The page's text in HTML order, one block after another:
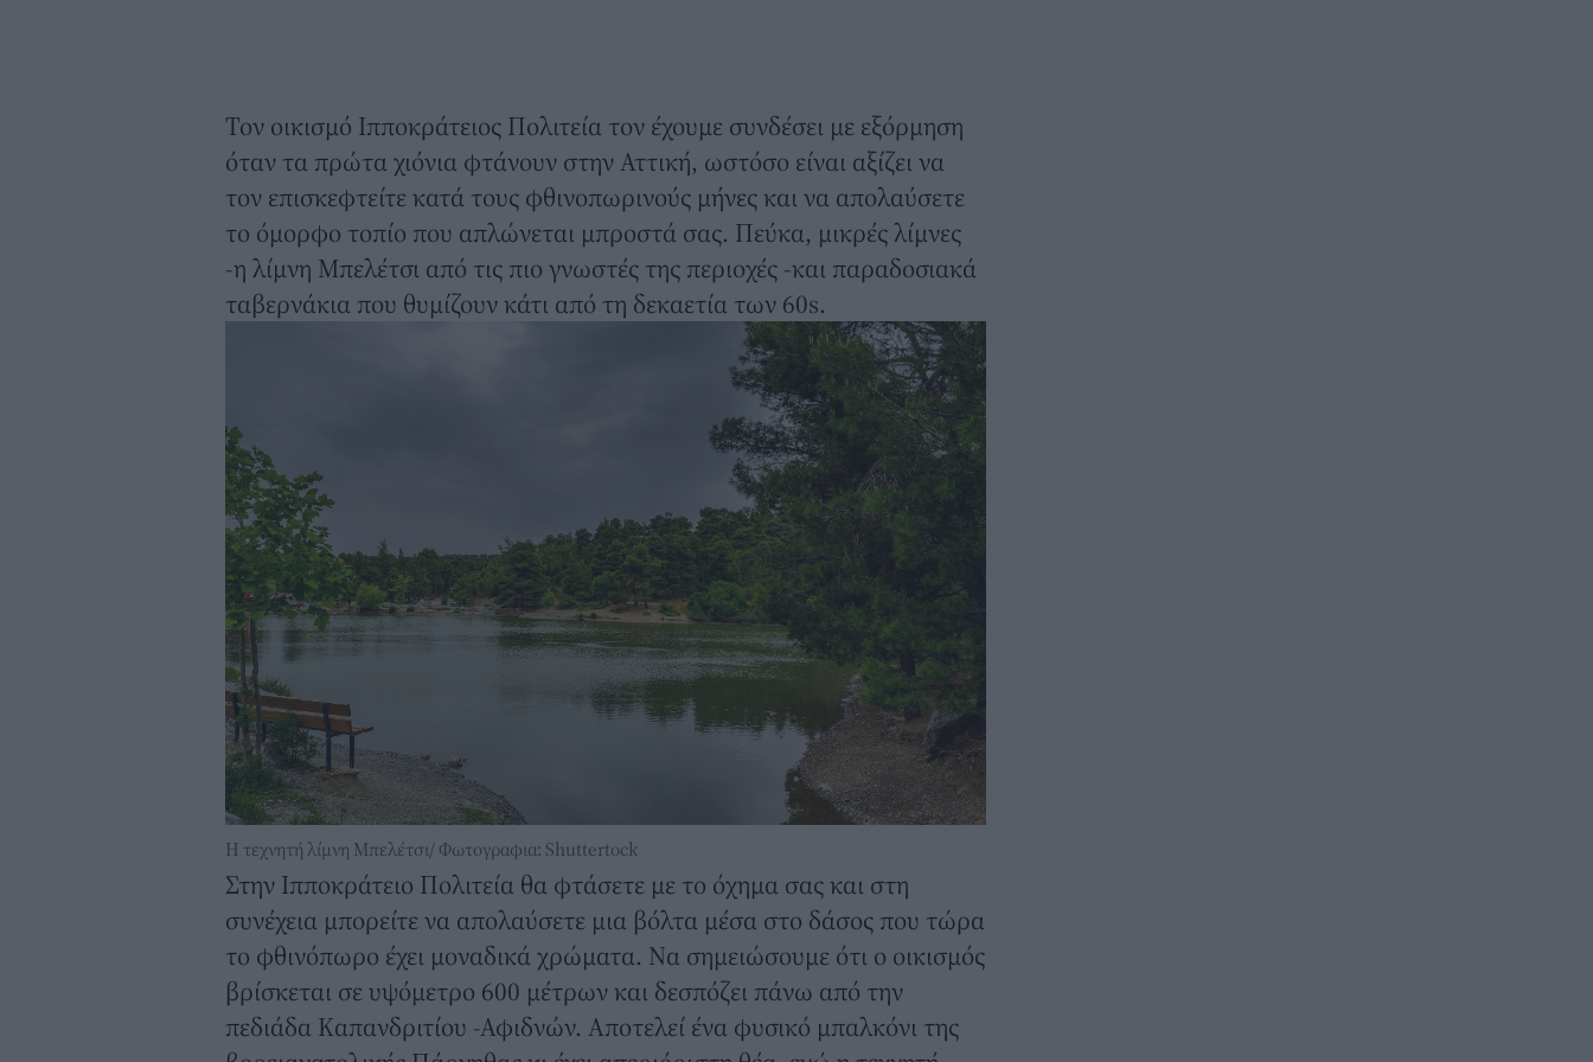
Τον οικισμό Ιπποκράτειος Πολιτεία τον έχουμε συνδέσει με εξόρμηση
όταν τα πρώτα χιόνια φτάνουν στην Αττική, ωστόσο είναι αξίζει να
τον επισκεφτείτε κατά τους φθινοπωρινούς μήνες και να απολαύσετε
το όμορφο τοπίο που απλώνεται μπροστά σας. Πεύκα, μικρές λίμνες
-η λίμνη Μπελέτσι από τις πιο γνωστές της περιοχές -και παραδοσιακά
ταβερνάκια που θυμίζουν κάτι από τη δεκαετία των 60s.
Η τεχνητή λίμνη Μπελέτσι/ Φωτογραφια: Shuttertock
Στην Ιπποκράτειο Πολιτεία θα φτάσετε με το όχημα σας και στη
συνέχεια μπορείτε να απολαύσετε μια βόλτα μέσα στο δάσος που τώρα
το φθινόπωρο έχει μοναδικά χρώματα. Να σημειώσουμε ότι ο οικισμός
βρίσκεται σε υψόμετρο 600 μέτρων και δεσπόζει πάνω από την
πεδιάδα Καπανδριτίου -Αφιδνών. Αποτελεί ένα φυσικό μπαλκόνι της